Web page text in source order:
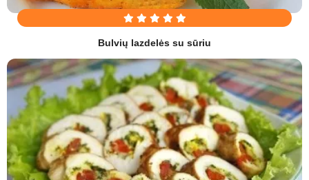
Bulvių lazdelės su sūriu